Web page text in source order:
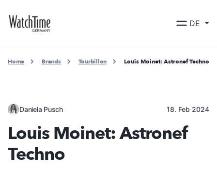
DE
Home Brands Tourbillon Louis Moinet: Astronef Techno
Daniela Pusch 18. Feb 2024
Louis Moinet: Astronef
Techno